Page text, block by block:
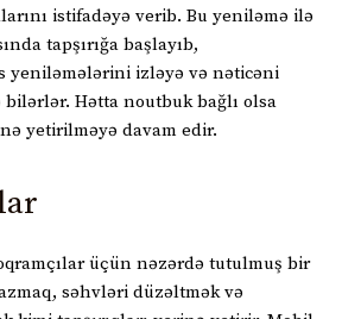
istifadəyə verib. Bu yeniləmə ilə
tapşırığa başlayıb,
yeniləmələrini izləyə və nəticəni
Hətta noutbuk bağlı olsa
yetirilməyə davam edir.
üçün nəzərdə tutulmuş bir
səhvləri düzəltmək və